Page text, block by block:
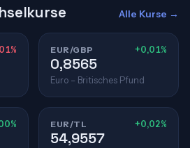
Alle Kurse →
EUR/GBP +0,01%
0,8565
Euro – Britisches Pfund
EUR/TL +0,02%
54,9557